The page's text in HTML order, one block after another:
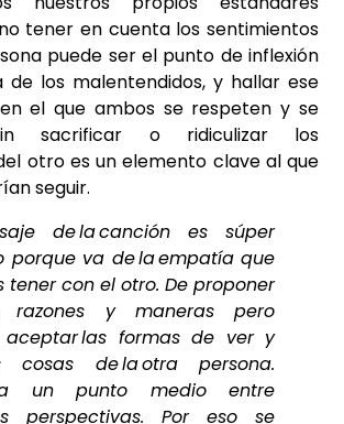
tener en cuenta los sentimientos
puede ser el punto de inflexión
los malentendidos, y hallar ese
el que ambos se respeten y se
sacrificar o ridiculizar los
otro es un elemento clave al que
seguir.
de la canción es súper
porque va de la empatía que
tener con el otro. De proponer
razones y maneras pero
aceptar las formas de ver y
cosas de la otra persona.
un punto medio entre
perspectivas. Por eso se